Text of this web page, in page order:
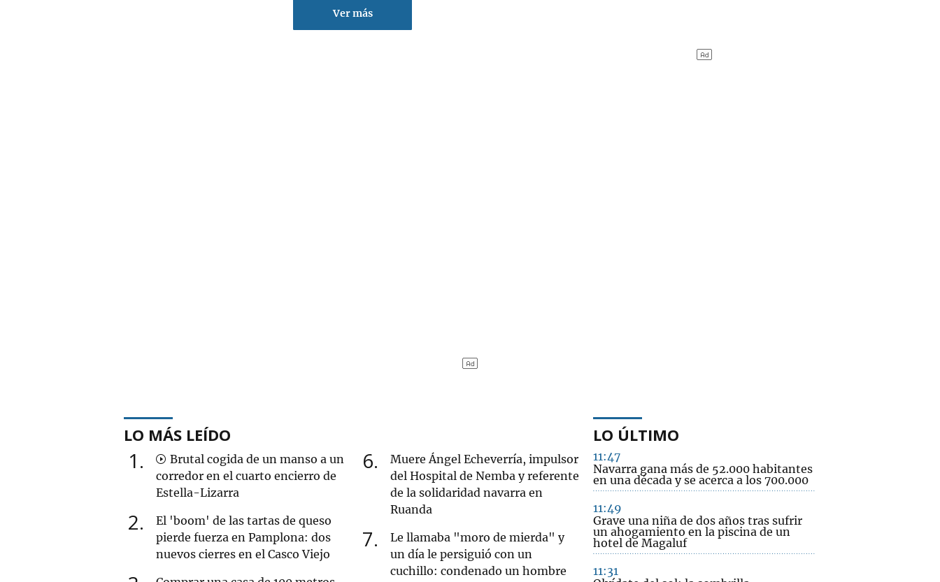
Ver más
LO MÁS LEÍDO
1
Brutal cogida de un manso a un
corredor en el cuarto encierro de
Estella-Lizarra
2
El 'boom' de las tartas de queso
pierde fuerza en Pamplona: dos
nuevos cierres en el Casco Viejo
6
Muere Ángel Echeverría, impulsor
del Hospital de Nemba y referente
de la solidaridad navarra en
Ruanda
7
Le llamaba "moro de mierda" y
un día le persiguió con un
cuchillo: condenado un hombre
LO ÚLTIMO
11:47
Navarra gana más de 52.000 habitantes
en una década y se acerca a los 700.000
11:49
Grave una niña de dos años tras sufrir
un ahogamiento en la piscina de un
hotel de Magaluf
11:31